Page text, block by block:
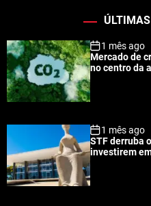
1 mês ago
Mercado de
no centro da
1 mês ago
STF derruba
investirem